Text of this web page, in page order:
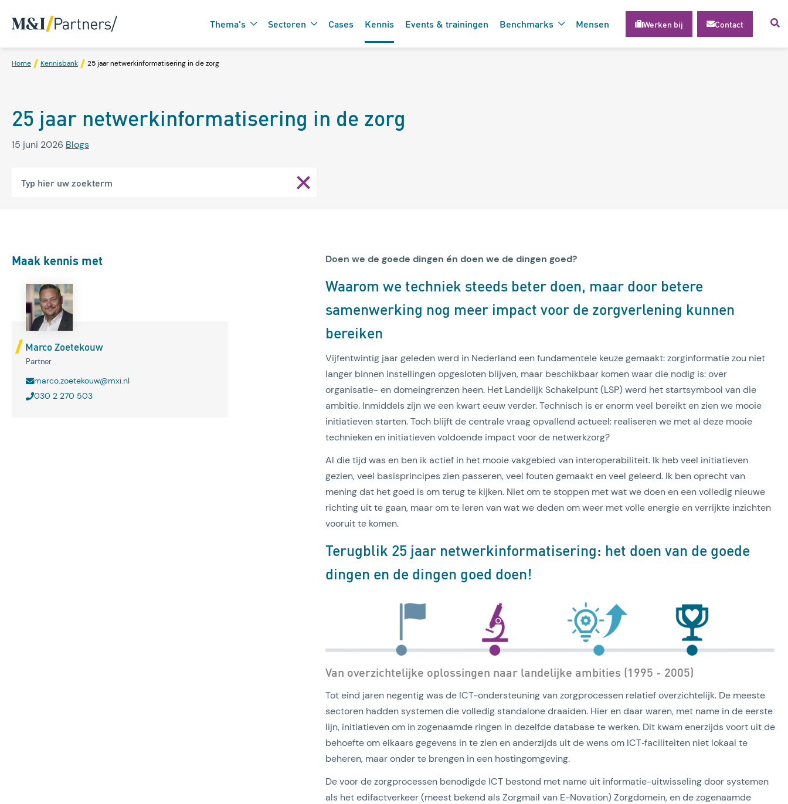
Thema's
Lees artikel
Sectoren Cases Kennis Events & trainingen Benchmarks Mensen Werken bij Contact
Home Kennisbank 25 jaar netwerkinformatisering in de zorg
25 jaar netwerkinformatisering in de zorg
15 juni 2026 Blogs
Doen we de goede dingen én doen we de dingen goed?
Waarom we techniek steeds beter doen, maar door betere
samenwerking nog meer impact voor de zorgverlening kunnen
bereiken
Vijfentwintig jaar geleden werd in Nederland een fundamentele keuze gemaakt: zorginformatie zou niet
langer binnen instellingen opgesloten blijven, maar beschikbaar komen waar die nodig is: over
organisatie- en domeingrenzen heen. Het Landelijk Schakelpunt (LSP) werd het startsymbool van die
ambitie. Inmiddels zijn we een kwart eeuw verder. Technisch is er enorm veel bereikt en zien we mooie
initiatieven starten. Toch blijft de centrale vraag opvallend actueel: realiseren we met al deze mooie
technieken en initiatieven voldoende impact voor de netwerkzorg?
Al die tijd was en ben ik actief in het mooie vakgebied van interoperabiliteit. Ik heb veel initiatieven
gezien, veel basisprincipes zien passeren, veel fouten gemaakt en veel geleerd. Ik ben oprecht van
mening dat het goed is om terug te kijken. Niet om te stoppen met wat we doen en een volledig nieuwe
richting uit te gaan, maar om te leren van wat we deden om weer met volle energie en verrijkte inzichten
vooruit te komen.
Terugblik 25 jaar netwerkinformatisering: het doen van de goede
dingen en de dingen goed doen!
Van overzichtelijke oplossingen naar landelijke ambities (1995 - 2005)
Tot eind jaren negentig was de ICT-ondersteuning van zorgprocessen relatief overzichtelijk. De meeste
sectoren hadden systemen die volledig standalone draaiden. Hier en daar waren, met name in de eerste
lijn, initiatieven om in zogenaamde ringen in dezelfde database te werken. Dit kwam enerzijds voort uit de
behoefte om elkaars gegevens in te zien en anderzijds uit de wens om ICT‑faciliteiten niet lokaal te
beheren, maar onder te brengen in een hostingomgeving.
De voor de zorgprocessen benodigde ICT bestond met name uit informatie-uitwisseling door systemen
als het edifactverkeer (meest bekend als Zorgmail van E-Novation) Zorgdomein, en de zogenaamde
Maak kennis met
Marco Zoetekouw
Partner
marco.zoetekouw@mxi.nl
030 2 270 503